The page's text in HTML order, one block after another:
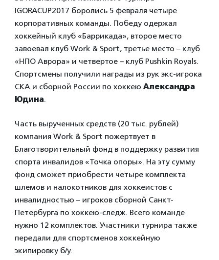
IGORACUP2017 боролись 5 февраля четыре
корпоративных команды. Победу одержал
хоккейный клуб «Баррикада», второе место
завоевал клуб Work & Sport, третье место – клуб
«НПО Аврора» и четвертое – клуб Pushkin Royals.
Спортсмены получили награды из рук экс-игрока
СКА и сборной России по хоккею Александра
Юдина.
Часть вырученных средств (20 тыс. рублей)
компания Work & Sport пожертвует в
Благотворительный фонд в поддержку развития
спорта инвалидов «Точка опоры». На эту сумму
фонд сможет приобрести четыре комплекта
шлемов и налокотников для хоккеистов с
инвалидностью – игроков сборной Санкт-
Петербурга по хоккею-следж. Всего команде
нужно 12 комплектов. Участники турнира также
передали для спортсменов хоккейную
экипировку б/у.